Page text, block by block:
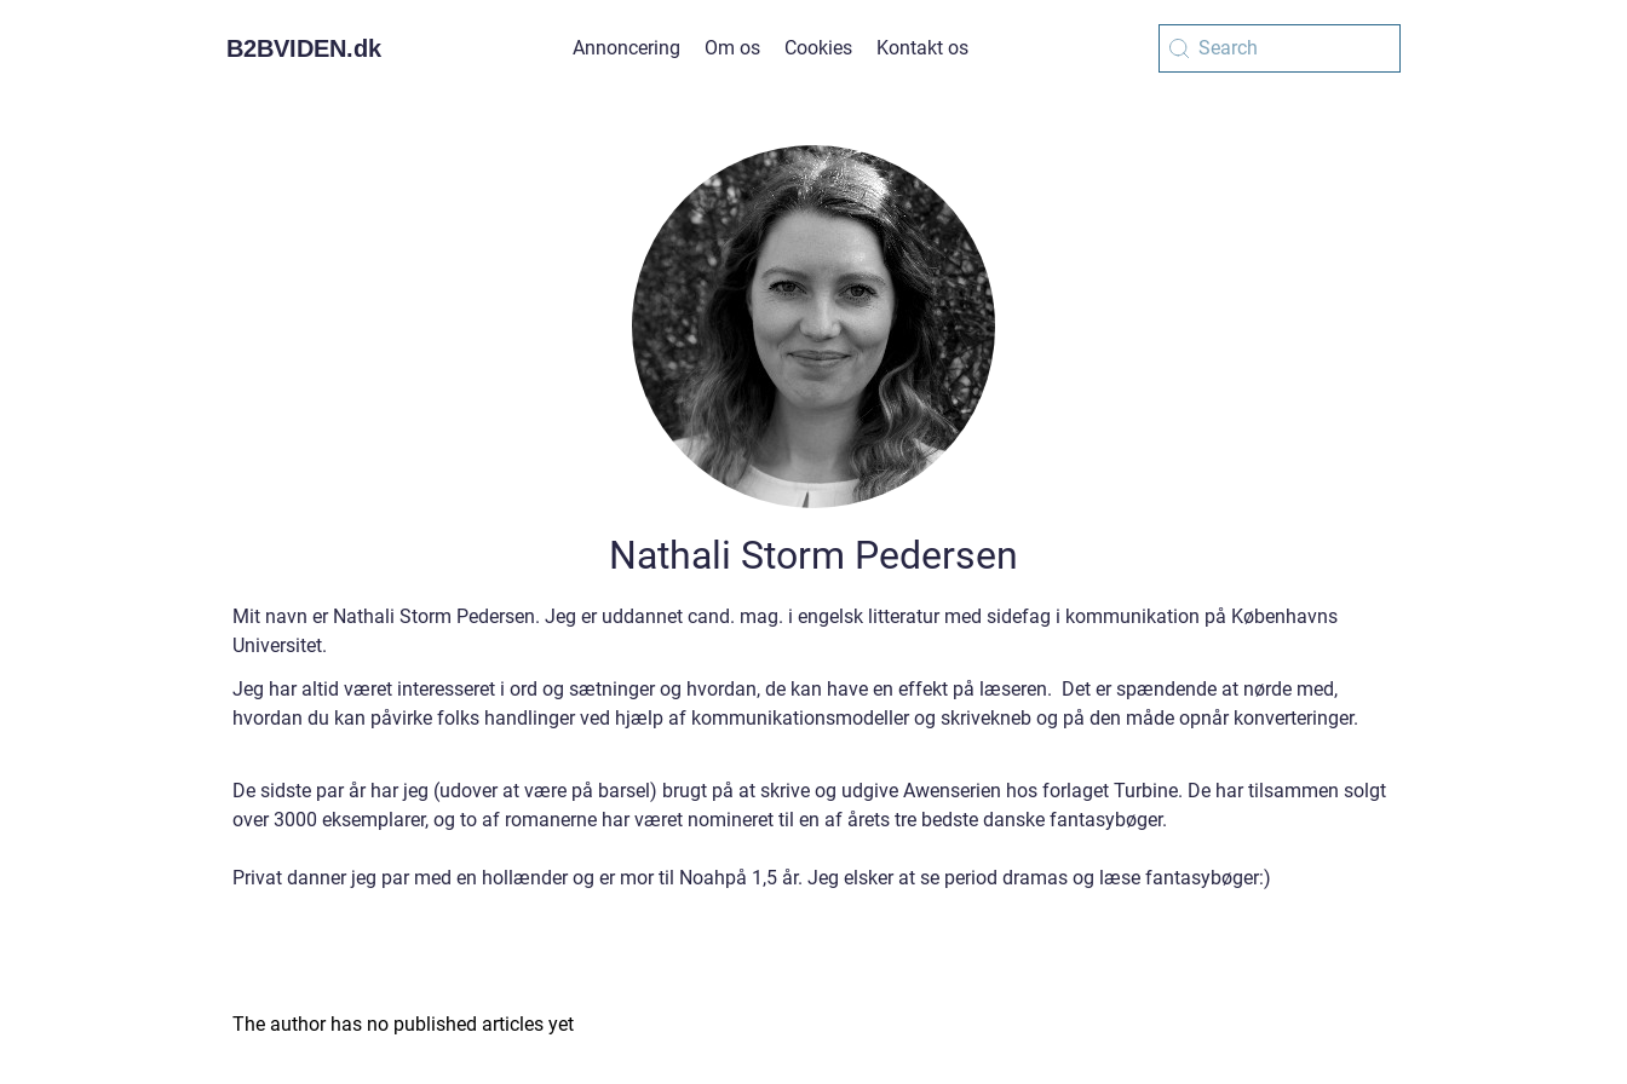
B2BVIDEN.dk Annoncering Om os Cookies Kontakt os
Nathali Storm Pedersen
Mit navn er Nathali Storm Pedersen. Jeg er uddannet cand. mag. i engelsk litteratur med sidefag i kommunikation på Københavns
Universitet.
Jeg har altid været interesseret i ord og sætninger og hvordan, de kan have en effekt på læseren. Det er spændende at nørde med,
hvordan du kan påvirke folks handlinger ved hjælp af kommunikationsmodeller og skrivekneb og på den måde opnår konverteringer.
De sidste par år har jeg (udover at være på barsel) brugt på at skrive og udgive Awenserien hos forlaget Turbine. De har tilsammen solgt
over 3000 eksemplarer, og to af romanerne har været nomineret til en af årets tre bedste danske fantasybøger.
Privat danner jeg par med en hollænder og er mor til Noahpå 1,5 år. Jeg elsker at se period dramas og læse fantasybøger:)
The author has no published articles yet